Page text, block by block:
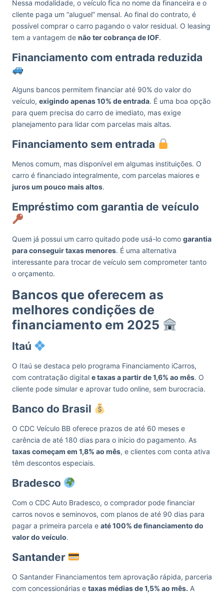
Nessa modalidade, o veículo fica no nome da financeira e o
cliente paga um “aluguel” mensal. Ao final do contrato, é
possível comprar o carro pagando o valor residual. O leasing
tem a vantagem de não ter cobrança de IOF.
Financiamento com entrada reduzida
Alguns bancos permitem financiar até 90% do valor do
veículo, exigindo apenas 10% de entrada. É uma boa opção
para quem precisa do carro de imediato, mas exige
planejamento para lidar com parcelas mais altas.
Financiamento sem entrada
Menos comum, mas disponível em algumas instituições. O
carro é financiado integralmente, com parcelas maiores e
juros um pouco mais altos.
Empréstimo com garantia de veículo
Quem já possui um carro quitado pode usá-lo como garantia
para conseguir taxas menores. É uma alternativa
interessante para trocar de veículo sem comprometer tanto
o orçamento.
Bancos que oferecem as
melhores condições de
financiamento em 2025
Itaú
O Itaú se destaca pelo programa Financiamento iCarros,
com contratação digital e taxas a partir de 1,6% ao mês. O
cliente pode simular e aprovar tudo online, sem burocracia.
Banco do Brasil
O CDC Veículo BB oferece prazos de até 60 meses e
carência de até 180 dias para o início do pagamento. As
taxas começam em 1,8% ao mês, e clientes com conta ativa
têm descontos especiais.
Bradesco
Com o CDC Auto Bradesco, o comprador pode financiar
carros novos e seminovos, com planos de até 90 dias para
pagar a primeira parcela e até 100% de financiamento do
valor do veículo.
Santander
O Santander Financiamentos tem aprovação rápida, parceria
com concessionárias e taxas médias de 1,5% ao mês. A